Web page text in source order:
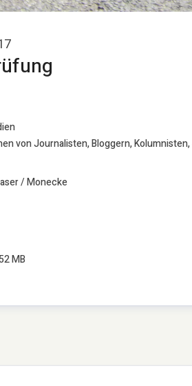
Monecke
von Journalisten, Bloggern,
/ Monecke
MB